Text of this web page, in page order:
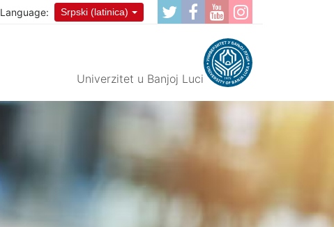
Language: Srpski (latinica)
Univerzitet u Banjoj Luci